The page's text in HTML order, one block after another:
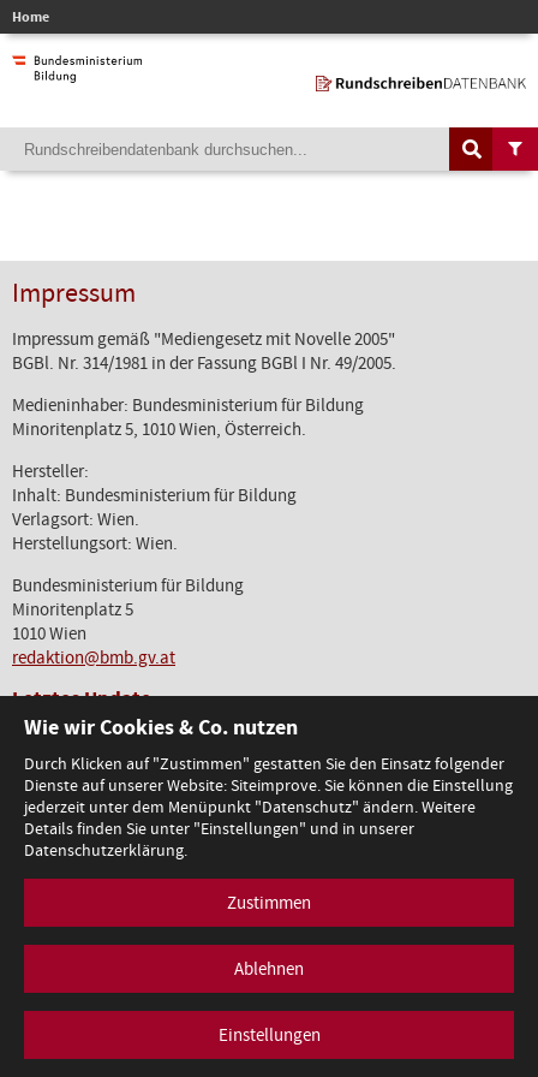
Home
Impressum
Impressum gemäß "Mediengesetz mit Novelle 2005"
BGBl. Nr. 314/1981 in der Fassung BGBl I Nr. 49/2005.
Medieninhaber: Bundesministerium für Bildung
Minoritenplatz 5, 1010 Wien, Österreich.
Hersteller:
Inhalt: Bundesministerium für Bildung
Verlagsort: Wien.
Herstellungsort: Wien.
Bundesministerium für Bildung
Minoritenplatz 5
1010 Wien
redaktion@bmb.gv.at
Letztes Update
01.06.2026
Bundesministerium für Bildung
1010 Wien, Minoritenplatz 5
T +43 1 53120-0|redaktion@bmb.gv.at
Impressum
Datenschutz Barrierefreiheitserklärung
Wie wir Cookies & Co. nutzen
Durch Klicken auf "Zustimmen" gestatten Sie den Einsatz folgender
Dienste auf unserer Website: Siteimprove. Sie können die Einstellung
jederzeit unter dem Menüpunkt "Datenschutz" ändern. Weitere
Details finden Sie unter "Einstellungen" und in unserer
Datenschutzerklärung.
Zustimmen
Ablehnen
Einstellungen